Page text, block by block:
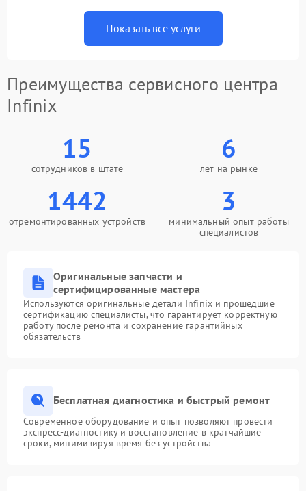
Показать все услуги
Преимущества сервисного центра
Infinix
15
сотрудников в штате
6
лет на рынке
1442
отремонтированных устройств
3
минимальный опыт работы
специалистов
Оригинальные запчасти и
сертифицированные мастера
Используются оригинальные детали Infinix и прошедшие
сертификацию специалисты, что гарантирует корректную
работу после ремонта и сохранение гарантийных
обязательств
Бесплатная диагностика и быстрый ремонт
Современное оборудование и опыт позволяют провести
экспресс-диагностику и восстановление в кратчайшие
сроки, минимизируя время без устройства